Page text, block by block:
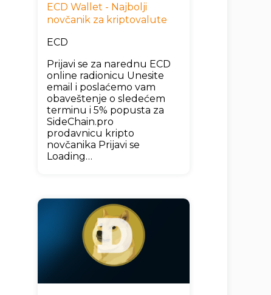
ECD Wallet - Najbolji
novčanik za kriptovalute
ECD
Prijavi se za narednu ECD
online radionicu Unesite
email i poslaćemo vam
obaveštenje o sledećem
terminu i 5% popusta za
SideChain.pro
prodavnicu kripto
novčanika Prijavi se
Loading…